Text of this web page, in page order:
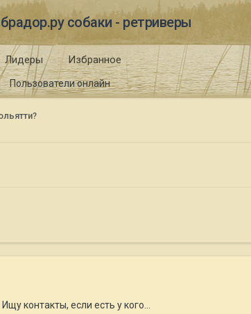
собаки - ретриверы
Пользователи онлайн
Лидеры Избранное
Ищу контакты, если есть у кого...